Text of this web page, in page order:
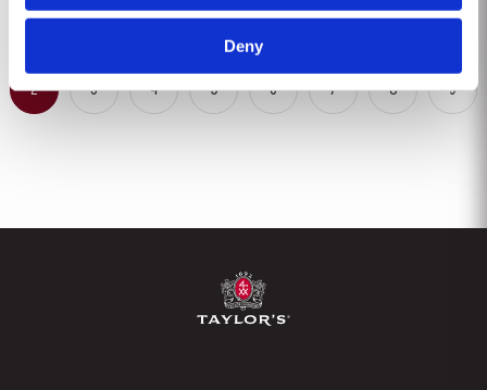
Deny
2 3 4 5 6 7 8 9